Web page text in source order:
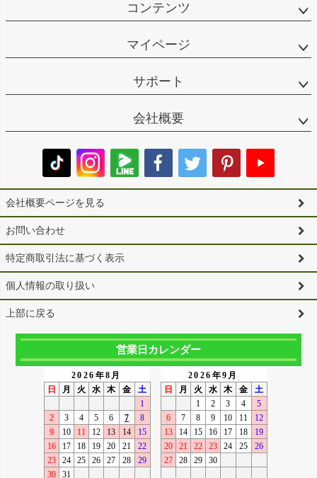
コンテンツ
マイページ
サポート
会社概要
会社概要ページを見る
お問い合わせ
特定商取引法に基づく表示
個人情報の取り扱い
上部に戻る
営業日カレンダー